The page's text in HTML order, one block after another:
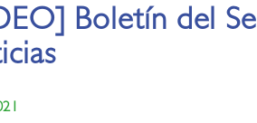
Boletín del